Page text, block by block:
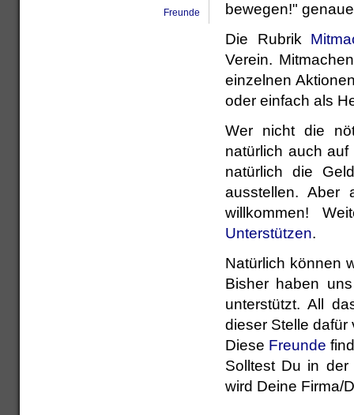
bewegen!"
Die Rubrik
Verein.
einzelnen
oder einfach als
Wer nicht die
natürlich auch
natürlich die
ausstellen. Aber
willkommen!
Unterstützen.
Natürlich können
Bisher haben
unterstützt. All
dieser Stelle
Diese Freunde
Solltest Du in
wird Deine Firma/
Freunde